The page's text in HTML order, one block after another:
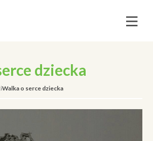
dziecka
Walka o serce dziecka